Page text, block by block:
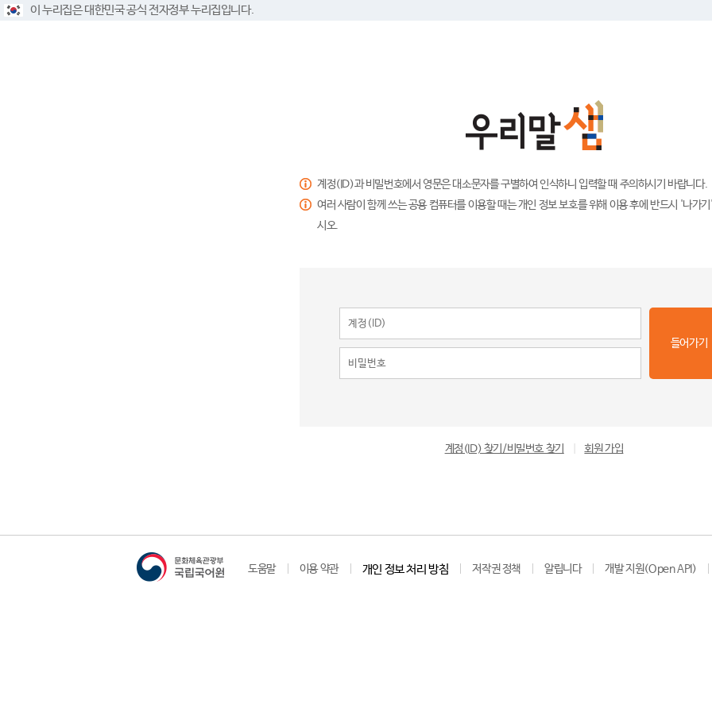
이 누리집은 대한민국 공식 전자정부 누리집입니다.
계정(ID)과 비밀번호에서 영문은 대소문자를 구별하여 인식하니 입력할 때 주의하시기 바랍니다.
여러 사람이 함께 쓰는 공용 컴퓨터를 이용할 때는 개인 정보 보호를 위해 이용 후에 반드시 '나가
시오.
들어가기
계정(ID) 찾기/비밀번호 찾기 회원 가입
도움말 이용 약관 개인 정보 처리 방침 저작권 정책 알립니다 개발 지원(Open API)